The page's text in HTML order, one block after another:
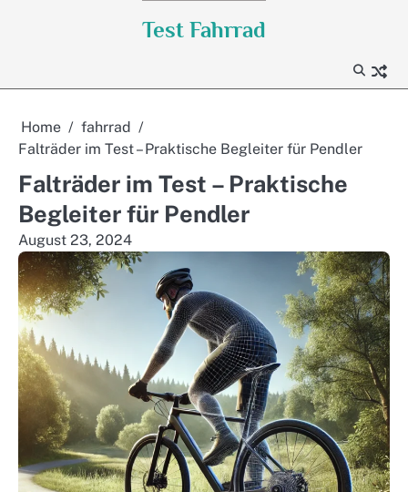
Test Fahrrad
Home
fahrrad
Falträder im Test – Praktische Begleiter für Pendler
Falträder im Test – Praktische
Begleiter für Pendler
August 23, 2024